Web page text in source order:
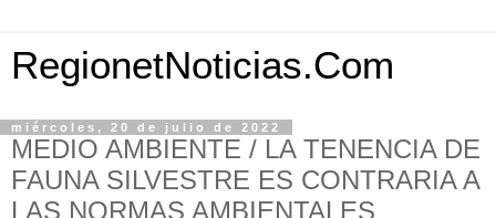
RegionetNoticias.Com
miércoles, 20 de julio de 2022
MEDIO AMBIENTE / LA TENENCIA DE
FAUNA SILVESTRE ES CONTRARIA A
LAS NORMAS AMBIENTALES